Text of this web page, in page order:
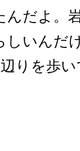
んだよ。
しいんだ
りを歩